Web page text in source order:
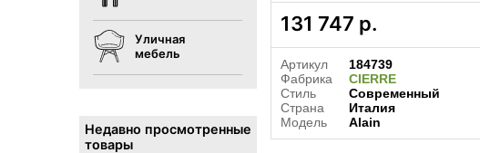
Уличная
мебель
Недавно просмотренные
товары
131 747 р.
Артикул
184739
Фабрика
CIERRE
Стиль
Современный
Страна
Италия
Модель
Alain